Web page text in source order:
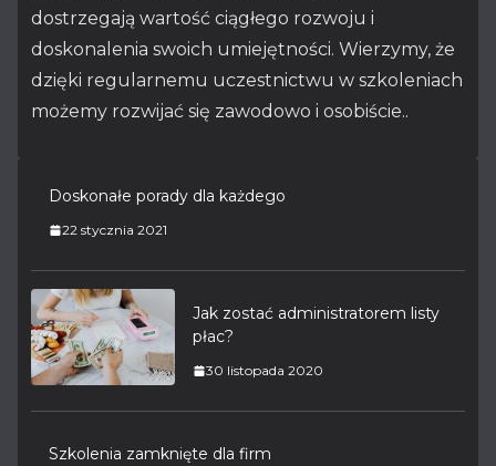
dostrzegają wartość ciągłego rozwoju i
doskonalenia swoich umiejętności. Wierzymy, że
dzięki regularnemu uczestnictwu w szkoleniach
możemy rozwijać się zawodowo i osobiście..
Doskonałe porady dla każdego
22 stycznia 2021
Jak zostać administratorem listy
płac?
30 listopada 2020
Szkolenia zamknięte dla firm